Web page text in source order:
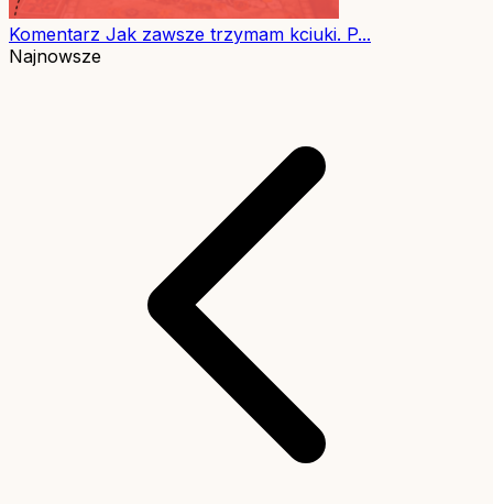
Komentarz Jak zawsze trzymam kciuki. P...
Najnowsze